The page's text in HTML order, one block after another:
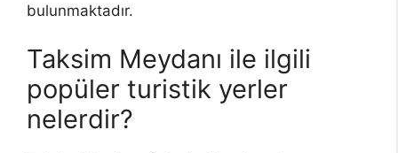
bulunmaktadır.
Taksim Meydanı ile ilgili
popüler turistik yerler
nelerdir?